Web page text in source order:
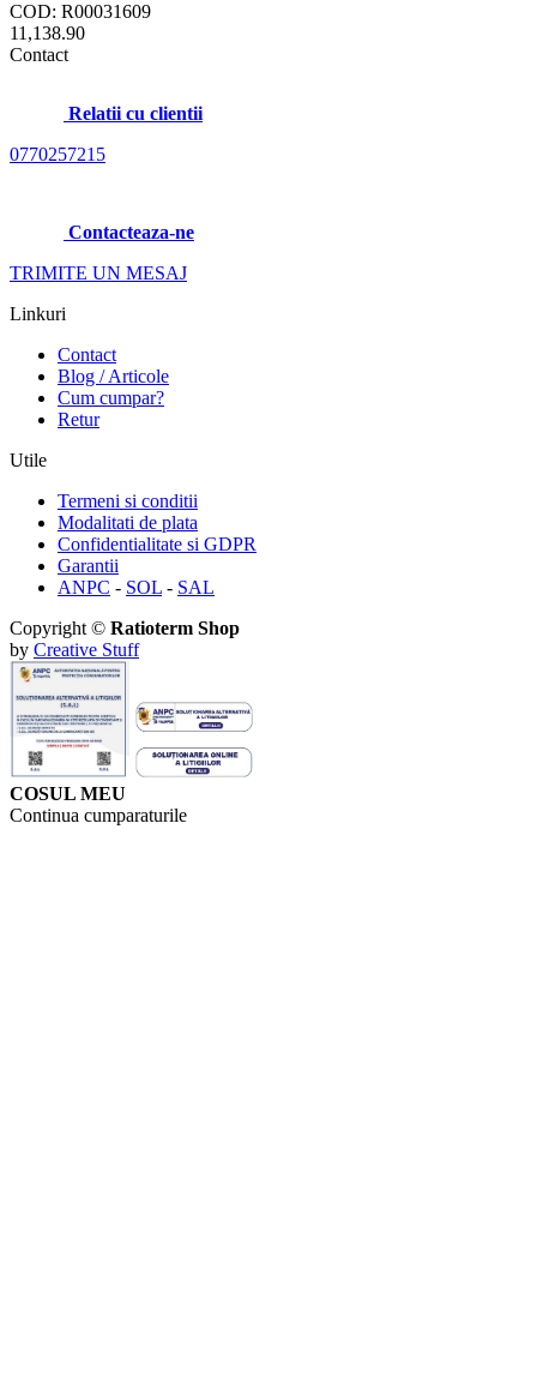
COD: R00031609
11,138.90
Contact
Relatii cu clientii
0770257215
Contacteaza-ne
TRIMITE UN MESAJ
Linkuri
Contact
Blog / Articole
Cum cumpar?
Retur
Utile
Termeni si conditii
Modalitati de plata
Confidentialitate si GDPR
Garantii
ANPC - SOL - SAL
Copyright © Ratioterm Shop
by Creative Stuff
COSUL MEU
Continua cumparaturile